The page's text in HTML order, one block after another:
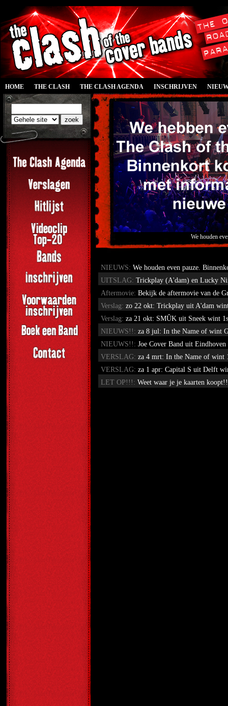
HOME THE CLASH THE CLASH AGENDA INSCHRIJVEN
We houden
NIEUWS: We houden even pauze.
UITSLAG: Trickplay (A'dam) en Lucky
Aftermovie: Bekijk de aftermovie van de
Verslag: zo 22 okt: Trickplay uit A'dam
Verslag: za 21 okt: SMÛK uit Sneek wint
NIEUWS!!: za 8 jul: In the Name of wint
NIEUWS!!: Joe Cover Band uit
VERSLAG: za 4 mrt: In the Name of wint
VERSLAG: za 1 apr: Capital S uit Delft
LET OP!!!: Weet waar je je kaarten